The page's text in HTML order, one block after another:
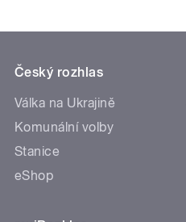
Český rozhlas
Válka na Ukrajině
Komunální volby
Stanice
eShop